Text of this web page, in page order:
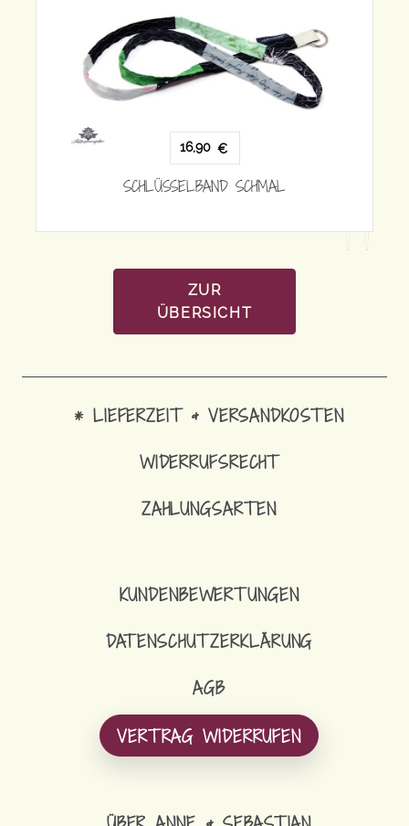
SCHLÜSSELBAND SCHMAL
16,90
ZUR
ÜBERSICHT
* LIEFERZEIT & VERSANDKOSTEN
WIDERRUFSRECHT
ZAHLUNGSARTEN
KUNDENBEWERTUNGEN
DATENSCHUTZERKLÄRUNG
AGB
VERTRAG WIDERRUFEN